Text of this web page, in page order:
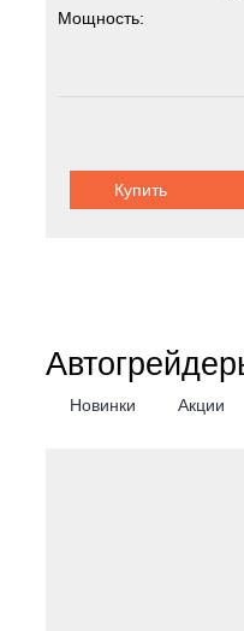
Мощность:
Купить
Новинки Акции